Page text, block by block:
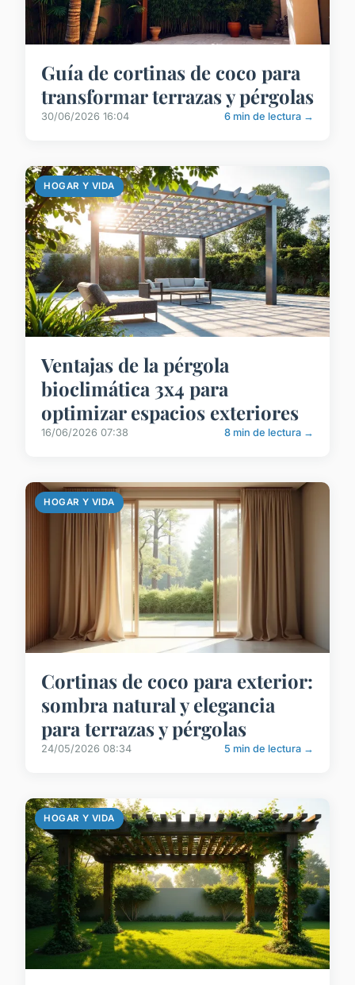
Guía de cortinas de coco para
transformar terrazas y pérgolas
30/06/2026 16:04 6 min de lectura →
HOGAR Y VIDA
Ventajas de la pérgola
bioclimática 3x4 para
optimizar espacios exteriores
16/06/2026 07:38 8 min de lectura →
HOGAR Y VIDA
Cortinas de coco para exterior:
sombra natural y elegancia
para terrazas y pérgolas
24/05/2026 08:34 5 min de lectura →
HOGAR Y VIDA